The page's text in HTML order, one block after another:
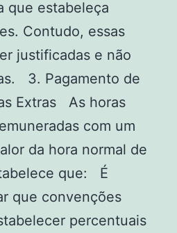
que estabeleça
Contudo, essas
justificadas e não
3. Pagamento de
Extras As horas
com um
da hora normal de
que: É
que convenções
percentuais